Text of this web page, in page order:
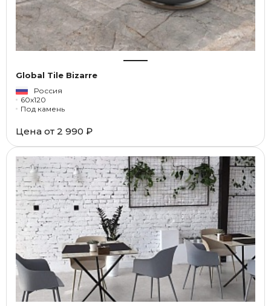
Global Tile Bizarre
Россия
60x120
Под камень
Цена от 2 990 ₽